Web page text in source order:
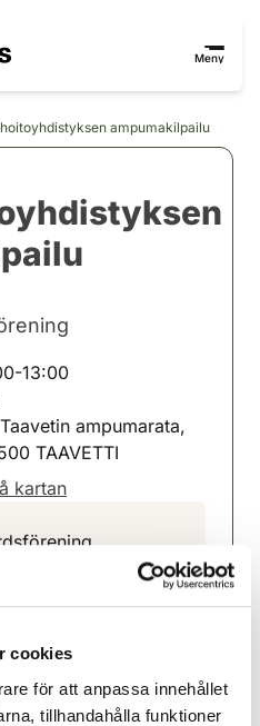
cookies
för att anpassa innehållet
tillhandahålla funktioner
Meny
ampumakilpailu
13:00
ampumarata,
TAAVETTI
kartan